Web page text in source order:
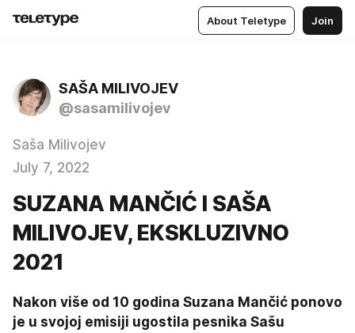
About Teletype Join
SAŠA MILIVOJEV
@sasamilivojev
Saša Milivojev
July 7, 2022
SUZANA MANČIĆ I SAŠA
MILIVOJEV, EKSKLUZIVNO
2021
Nakon više od 10 godina Suzana Mančić ponovo
je u svojoj emisiji ugostila pesnika Sašu